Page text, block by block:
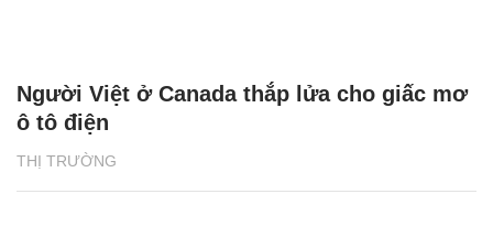
THỊ TRƯỜNG
Người Việt ở Canada thắp lửa cho giấc mơ
ô tô điện